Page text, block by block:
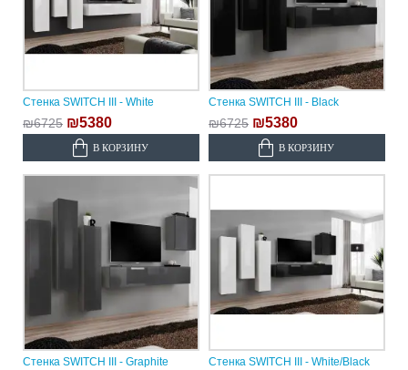
Стенка SWITCH III - White
₪6725 ₪5380
В КОРЗИНУ
Стенка SWITCH III - Black
₪6725 ₪5380
В КОРЗИНУ
Стенка SWITCH III - Graphite Стенка SWITCH III - White/Black